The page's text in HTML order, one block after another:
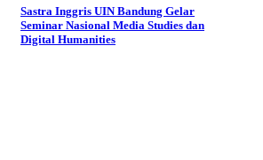
Sastra Inggris UIN Bandung Gelar
Seminar Nasional Media Studies dan
Digital Humanities